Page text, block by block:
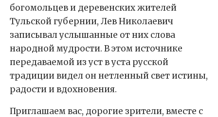
богомольцев и деревенских жителей
Тульской губернии, Лев Николаевич
записывал услышанные от них слова
народной мудрости. В этом источнике
передаваемой из уст в уста русской
традиции видел он нетленный свет истины,
радости и вдохновения.
Приглашаем вас, дорогие зрители, вместе с